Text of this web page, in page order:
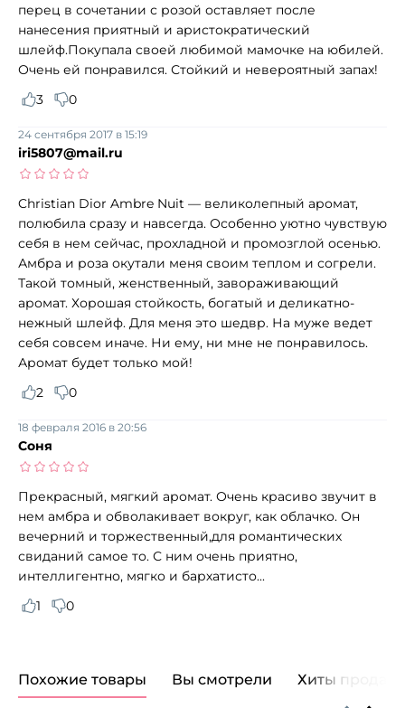
перец в сочетании с розой оставляет после
нанесения приятный и аристократический
шлейф.Покупала своей любимой мамочке на юбилей.
Очень ей понравился. Стойкий и невероятный запах!
3
0
iri5807@mail.ru
24 сентября 2017 в 15:19
Christian Dior Ambre Nuit — великолепный аромат,
полюбила сразу и навсегда. Особенно уютно чувствую
себя в нем сейчас, прохладной и промозглой осенью.
Амбра и роза окутали меня своим теплом и согрели.
Такой томный, женственный, завораживающий
аромат. Хорошая стойкость, богатый и деликатно-
нежный шлейф. Для меня это шедвр. На муже ведет
себя совсем иначе. Ни ему, ни мне не понравилось.
Аромат будет только мой!
2
0
Соня
18 февраля 2016 в 20:56
Прекрасный, мягкий аромат. Очень красиво звучит в
нем амбра и обволакивает вокруг, как облачко. Он
вечерний и торжественный,для романтических
свиданий самое то. С ним очень приятно,
интеллигентно, мягко и бархатисто...
1
0
Похожие товары Вы смотрели Хиты продаж